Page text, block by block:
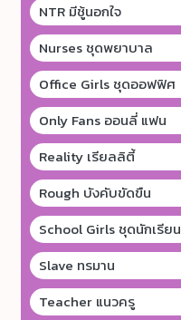
NTR มีชู้นอกใจ
Nurses ชุดพยาบาล
Office Girls ชุดออฟฟิศ
Only Fans ออนลี่ แฟน
Reality เรียลลิตี้
Rough บังคับขัดขืน
School Girls ชุดนักเรียน
Slave ทรมาน
Teacher แนวครู